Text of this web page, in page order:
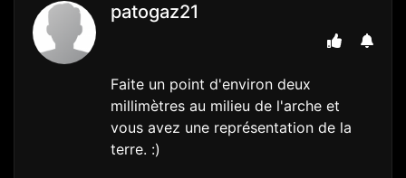
patogaz21
Faite un point d'environ deux
millimètres au milieu de l'arche et
vous avez une représentation de la
terre. :)